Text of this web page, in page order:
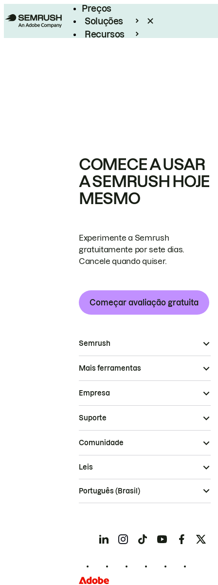
Preços
Soluções
Recursos
COMECE A USAR
A SEMRUSH HOJE
MESMO
Experimente a Semrush
gratuitamente por sete dias.
Cancele quando quiser.
Começar avaliação gratuita
Semrush
Mais ferramentas
Empresa
Suporte
Comunidade
Leis
Português (Brasil)